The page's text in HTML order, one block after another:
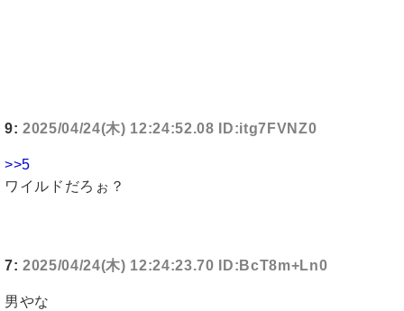
9: 2025/04/24(木) 12:24:52.08 ID:itg7FVNZ0
>>5
ワイルドだろぉ？
7: 2025/04/24(木) 12:24:23.70 ID:BcT8m+Ln0
男やな